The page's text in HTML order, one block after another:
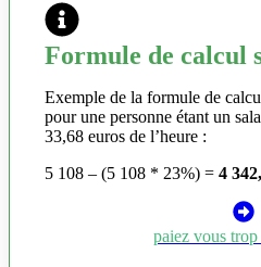
Formule de calcul
Exemple de la formule de
pour une personne étant un
33,68 euros de l’heure :
5 108 – (5 108 * 23%) = 4
paiez vous trop